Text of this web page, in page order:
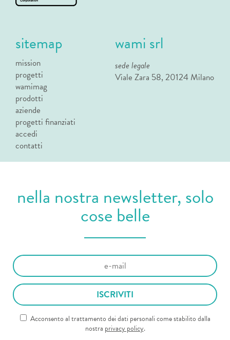
sitemap
mission
progetti
wamimag
prodotti
aziende
progetti finanziati
accedi
contatti
wami srl
sede legale
Viale Zara 58, 20124 Milano
nella nostra newsletter, solo
cose belle
Acconsento al trattamento dei dati personali come stabilito dalla
nostra privacy policy.